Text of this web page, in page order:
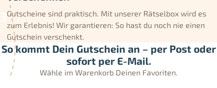
Gutscheine sind praktisch. Mit unserer Rätselbox wird es
zum Erlebnis! Wir garantieren: So hast du noch nie einen
Gutschein verschenkt.
So kommt Dein Gutschein an – per Post oder
sofort per E-Mail.
Wähle im Warenkorb Deinen Favoriten.